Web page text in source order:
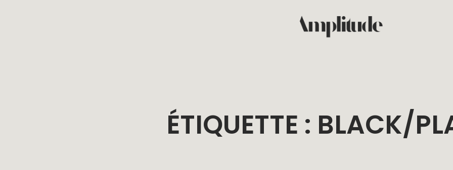
NOS SERVICES
ÉTIQUETTE : BLACK/